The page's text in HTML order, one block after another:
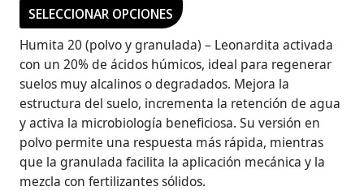
SELECCIONAR OPCIONES
Humita 20 (polvo y granulada) – Leonardita activada
con un 20% de ácidos húmicos, ideal para regenerar
suelos muy alcalinos o degradados. Mejora la
estructura del suelo, incrementa la retención de agua
y activa la microbiología beneficiosa. Su versión en
polvo permite una respuesta más rápida, mientras
que la granulada facilita la aplicación mecánica y la
mezcla con fertilizantes sólidos.